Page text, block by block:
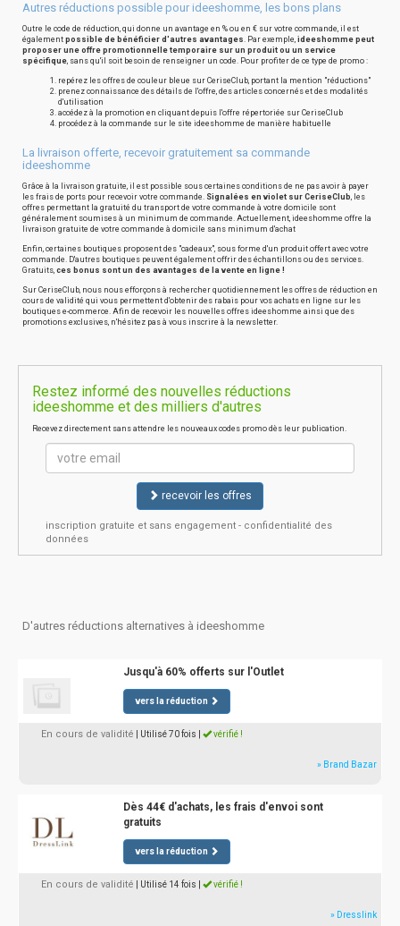
Autres réductions possible pour ideeshomme, les bons plans
Outre le code de réduction, qui donne un avantage en % ou en € sur votre commande, il est
également possible de bénéficier d'autres avantages. Par exemple, ideeshomme peut
proposer une offre promotionnelle temporaire sur un produit ou un service
spécifique, sans qu'il soit besoin de renseigner un code. Pour profiter de ce type de promo :
repérez les offres de couleur bleue sur CeriseClub, portant la mention "réductions"
prenez connaissance des détails de l'offre, des articles concernés et des modalités
d'utilisation
accédez à la promotion en cliquant depuis l'offre répertoriée sur CeriseClub
procédez à la commande sur le site ideeshomme de manière habituelle
La livraison offerte, recevoir gratuitement sa commande
ideeshomme
Grâce à la livraison gratuite, il est possible sous certaines conditions de ne pas avoir à payer
les frais de ports pour recevoir votre commande. Signalées en violet sur CeriseClub, les
offres permettant la gratuité du transport de votre commande à votre domicile sont
généralement soumises à un minimum de commande. Actuellement, ideeshomme offre la
livraison gratuite de votre commande à domicile sans minimum d'achat
Enfin, certaines boutiques proposent des "cadeaux", sous forme d'un produit offert avec votre
commande. D'autres boutiques peuvent également offrir des échantillons ou des services.
Gratuits, ces bonus sont un des avantages de la vente en ligne !
Sur CeriseClub, nous nous efforçons à rechercher quotidiennement les offres de réduction en
cours de validité qui vous permettent d'obtenir des rabais pour vos achats en ligne sur les
boutiques e-commerce. Afin de recevoir les nouvelles offres ideeshomme ainsi que des
promotions exclusives, n'hésitez pas à vous inscrire à la newsletter.
Restez informé des nouvelles réductions
ideeshomme et des milliers d'autres
Recevez directement sans attendre les nouveaux codes promo dès leur publication.
recevoir les offres
inscription gratuite et sans engagement - confidentialité des
données
D'autres réductions alternatives à ideeshomme
Jusqu'à 60% offerts sur l'Outlet
vers la réduction
En cours de validité | Utilisé 70 fois vérifié !
» Brand Bazar
Dès 44€ d'achats, les frais d'envoi sont
gratuits
vers la réduction
En cours de validité | Utilisé 14 fois vérifié !
» Dresslink